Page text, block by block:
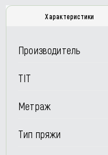
Характеристики
Производитель
TIT
Метраж
Тип пряжи